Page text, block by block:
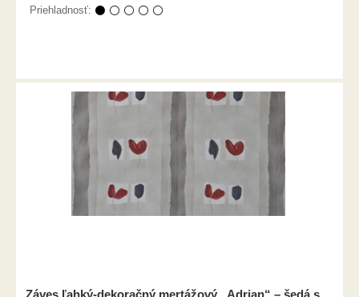
Priehladnosť: ⚫ ⚪ ⚪ ⚪ ⚪
Záves ľahký-dekoračný mertážový „Adrian“ – šedá s